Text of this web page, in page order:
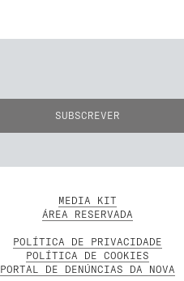
MEDIA KIT
ÁREA RESERVADA
POLÍTICA DE PRIVACIDADE
POLÍTICA DE COOKIES
PORTAL DE DENÚNCIAS DA NOVA